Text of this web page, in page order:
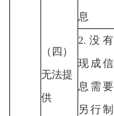
（四）
无法提
供
息
2.没有
现成信
息需要
另行制